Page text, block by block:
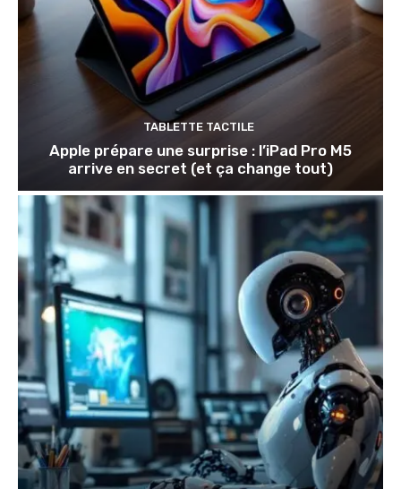
TABLETTE TACTILE
Apple prépare une surprise : l’iPad Pro M5
arrive en secret (et ça change tout)